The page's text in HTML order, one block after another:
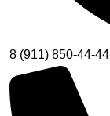
8 (911) 850-44-44